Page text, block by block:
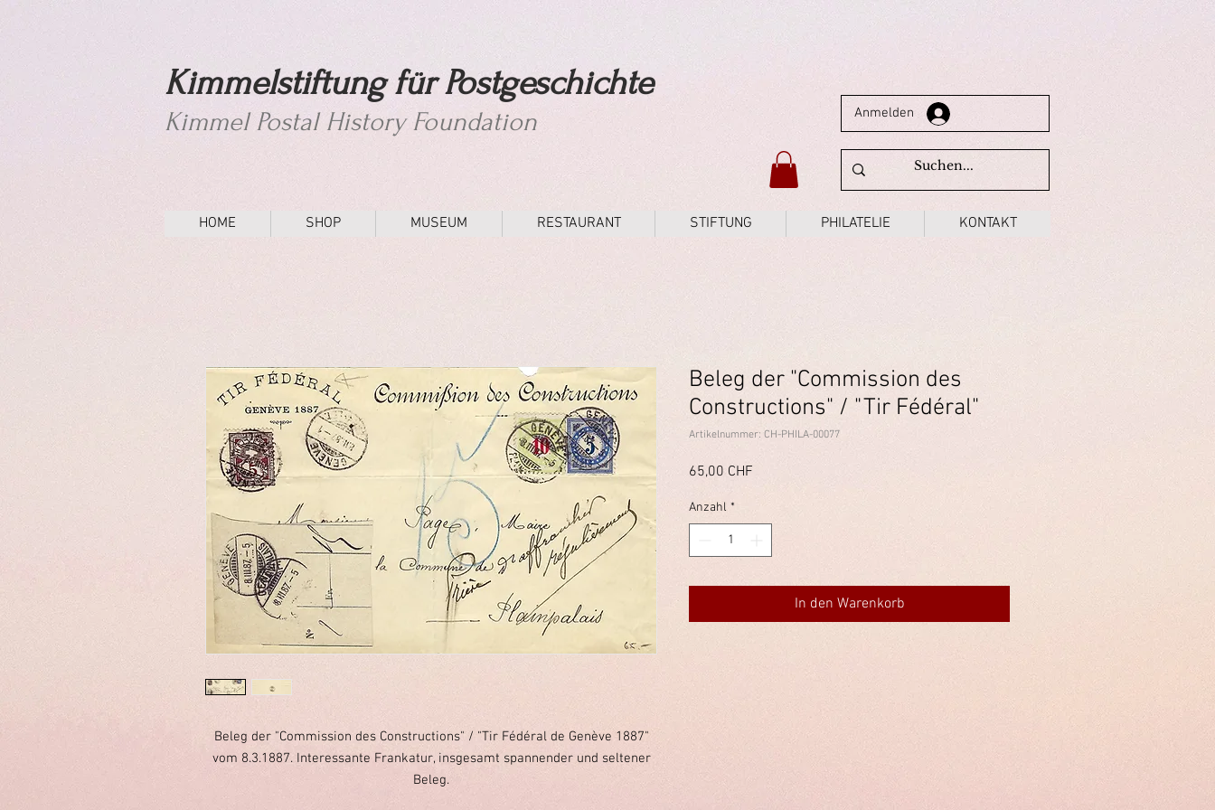
Kimmelstiftung für Postgeschichte
Kimmel Postal History Foundation Anmelden
HOME SHOP MUSEUM RESTAURANT STIFTUNG PHILATELIE KONTAKT
Beleg der "Commission des Constructions" / "Tir Fédéral de Genève 1887"
vom 8.3.1887. Interessante Frankatur, insgesamt spannender und seltener
Beleg.
Beleg der "Commission des
Constructions" / "Tir Fédéral"
Artikelnummer: CH-PHILA-00077
65,00 CHF
Anzahl *
In den Warenkorb